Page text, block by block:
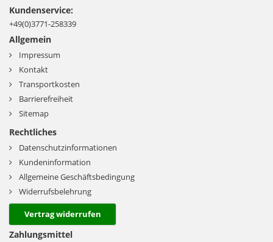
Kundenservice:
+49(0)3771-258339
Allgemein
Impressum
Kontakt
Transportkosten
Barrierefreiheit
Sitemap
Rechtliches
Datenschutzinformationen
Kundeninformation
Allgemeine Geschäftsbedingung
Widerrufsbelehrung
Vertrag widerrufen
Zahlungsmittel